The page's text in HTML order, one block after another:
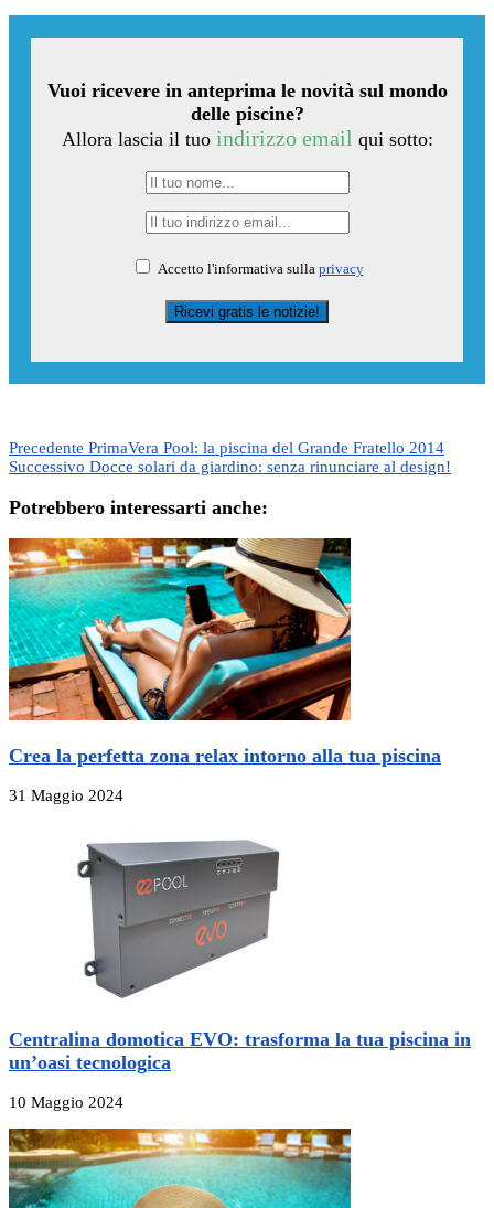
Vuoi ricevere in anteprima le novità sul mondo
delle piscine?
Allora lascia il tuo indirizzo email qui sotto:
Accetto l'informativa sulla privacy
Precedente PrimaVera Pool: la piscina del Grande Fratello 2014
Successivo Docce solari da giardino: senza rinunciare al design!
Potrebbero interessarti anche:
Crea la perfetta zona relax intorno alla tua piscina
31 Maggio 2024
Centralina domotica EVO: trasforma la tua piscina in
un’oasi tecnologica
10 Maggio 2024